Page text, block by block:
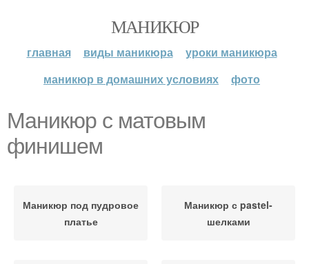
МАНИКЮР
главная виды маникюра
уроки маникюра
маникюр в домашних условиях
фото
Маникюр с матовым
финишем
Маникюр под пудровое
платье
Маникюр с pastel-
шелками